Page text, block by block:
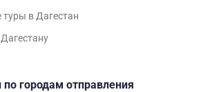
в Дагестан
городам отправления